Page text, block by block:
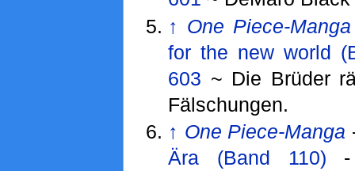
↑ One Piece-Manga
for the new world
603 ~ Die Brüder
Fälschungen.
↑ One Piece-Manga
Ära (Band 110)